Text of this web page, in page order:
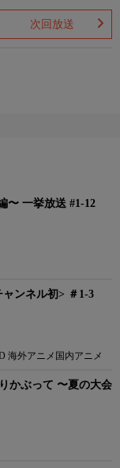
次回放送
〜 一挙放送 #1-12
ンネル初> ＃1-3
海外アニメ国内アニメ
かぶって 〜夏の大会